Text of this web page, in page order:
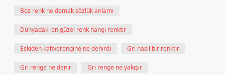
Boz renk ne demek sözlük anlamı
Dünyadaki en güzel renk hangi renktir
Eskiden kahverengine ne denirdi Gri nasıl bir renktir
Gri renge ne denir Gri renge ne yakışır